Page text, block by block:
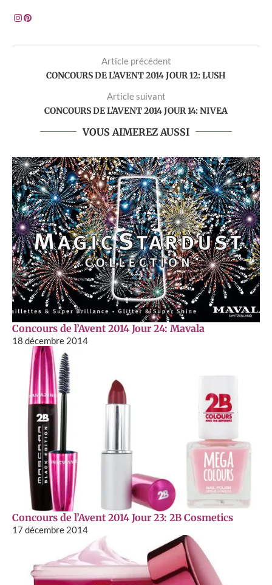
Article précédent
CONCOURS DE L’AVENT 2014 JOUR 12: LUSH
Article suivant
CONCOURS DE L’AVENT 2014 JOUR 14: NIVEA
VOUS AIMEREZ AUSSI
Concours de l’Avent 2014 Jour 24: Mavala
18 décembre 2014
Concours de l’Avent 2014 Jour 23: 2B Cosmetics
17 décembre 2014